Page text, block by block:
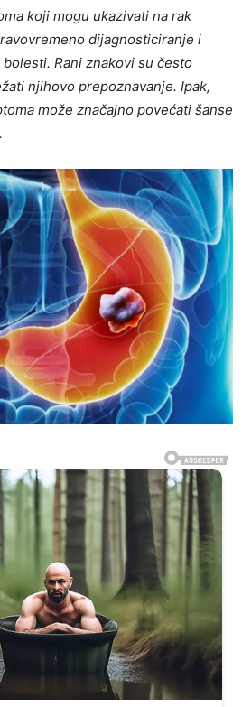
koji mogu ukazivati na rak
dijagnosticiranje i
Rani znakovi su često
njihovo prepoznavanje. Ipak,
može značajno povećati šanse